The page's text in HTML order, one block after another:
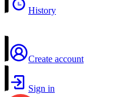
History
Create account
Sign in